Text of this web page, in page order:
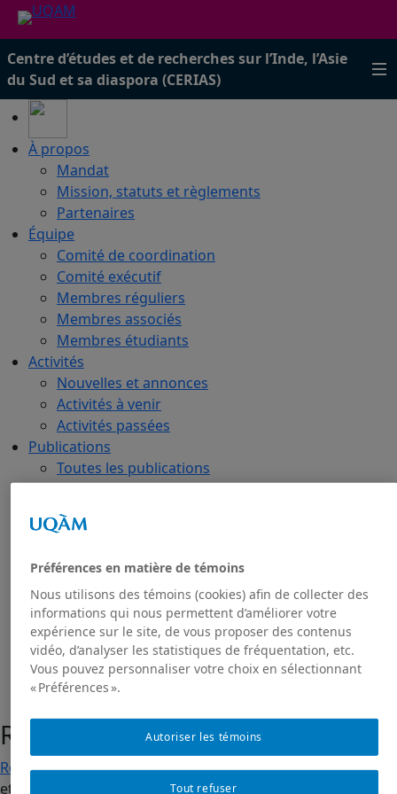
Centre d’études et de recherches sur l’Inde, l’Asie
du Sud et sa diaspora (CERIAS)
À propos
Mandat
Mission, statuts et règlements
Partenaires
Équipe
Comité de coordination
Comité exécutif
Membres réguliers
Membres associés
Membres étudiants
Activités
Nouvelles et annonces
Activités à venir
Activités passées
Publications
Toutes les publications
Dans les médias
GRIAS
RIAS
Présentation du projet
Projet Sakhī : contexte
Projet Sakhī: méthodologie
Nous joindre
Revue
Revue| Coordonné par Shagufta Bhangu, Clémence Jullien
et Fabien Provost
Préférences en matière de témoins
Nous utilisons des témoins (cookies) afin de collecter des
informations qui nous permettent d’améliorer votre
expérience sur le site, de vous proposer des contenus
vidéo, d’analyser les statistiques de fréquentation, etc.
Vous pouvez personnaliser votre choix en sélectionnant
« Préférences ».
Tout refuser
Autoriser les témoins